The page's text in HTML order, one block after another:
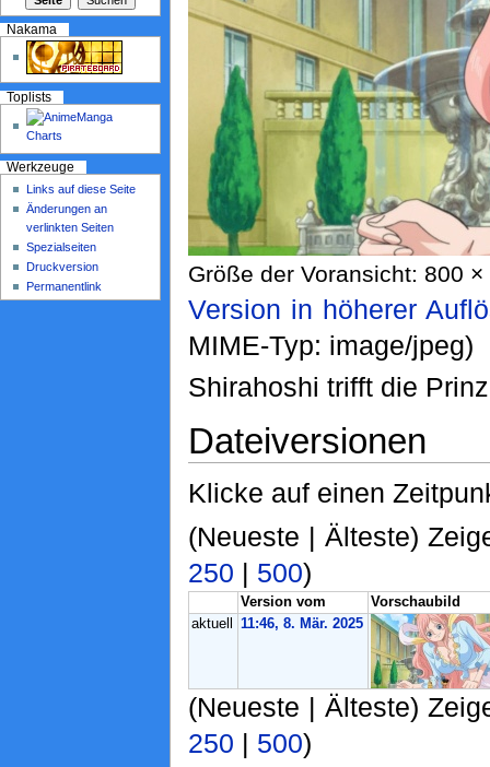
Größe der Voransicht: 800
Version in höherer
MIME-Typ: image/jpeg)
Shirahoshi trifft die
Dateiversionen
Klicke auf einen
(Neueste | Älteste)
250 | 500)
Version vom
Vorschaubild
aktuell
11:46, 8. Mär. 2025
(Neueste | Älteste)
250 | 500)
Nakama
Toplists
Werkzeuge
Links auf diese Seite
Änderungen an
verlinkten Seiten
Spezialseiten
Druckversion
Permanentlink